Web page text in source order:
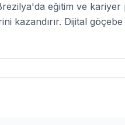
eğitim ve
kazandırır. Dijital